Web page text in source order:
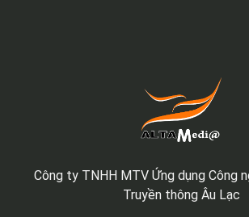
Công ty TNHH MTV Ứng dụng Công
Truyền thông Âu Lạc